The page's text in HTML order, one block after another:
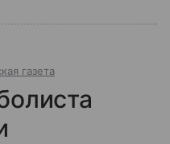
газета